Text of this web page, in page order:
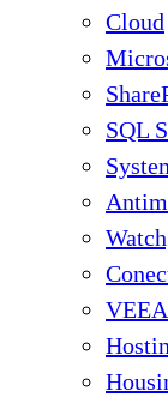
Cloud
SQL